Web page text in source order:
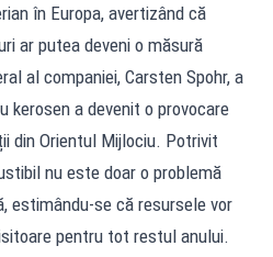
în Europa, avertizând că
ar putea deveni o măsură
al companiei, Carsten Spohr, a
kerosen a devenit o provocare
din Orientul Mijlociu. Potrivit
nu este doar o problemă
estimându-se că resursele vor
pentru tot restul anului.